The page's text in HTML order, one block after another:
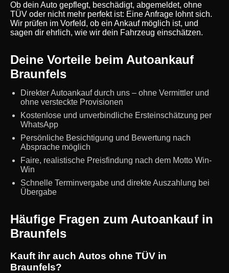
Ob dein Auto gepflegt, beschädigt, abgemeldet, ohne
TÜV oder nicht mehr perfekt ist: Eine Anfrage lohnt sich.
Wir prüfen im Vorfeld, ob ein Ankauf möglich ist, und
sagen dir ehrlich, wie wir dein Fahrzeug einschätzen.
Deine Vorteile beim Autoankauf
Braunfels
Direkter Autoankauf durch uns – ohne Vermittler und
ohne versteckte Provisionen
Kostenlose und unverbindliche Ersteinschätzung per
WhatsApp
Persönliche Besichtigung und Bewertung nach
Absprache möglich
Faire, realistische Preisfindung nach dem Motto Win-
Win
Schnelle Terminvergabe und direkte Auszahlung bei
Übergabe
Häufige Fragen zum Autoankauf in
Braunfels
Kauft ihr auch Autos ohne TÜV in
Braunfels?